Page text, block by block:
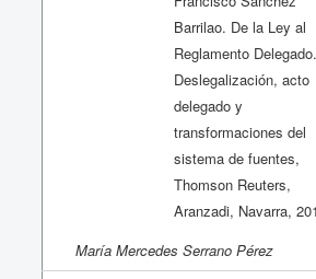
Barrilao. De la Ley al
Reglamento Delegado.
Deslegalización, acto
delegado y
transformaciones del
sistema de fuentes,
Thomson Reuters,
Aranzadi, Navarra,
María Mercedes Serrano Pérez